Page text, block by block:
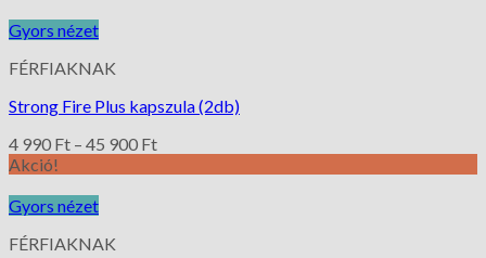
Gyors nézet
FÉRFIAKNAK
Strong Fire Plus kapszula (2db)
4 990 Ft – 45 900 Ft
Akció!
Gyors nézet
FÉRFIAKNAK